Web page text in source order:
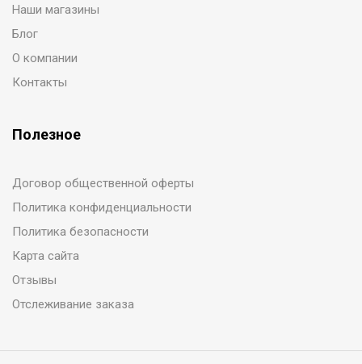
Наши магазины
Блог
О компании
Контакты
Полезное
Договор общественной оферты
Политика конфиденциальности
Политика безопасности
Карта сайта
Отзывы
Отслеживание заказа